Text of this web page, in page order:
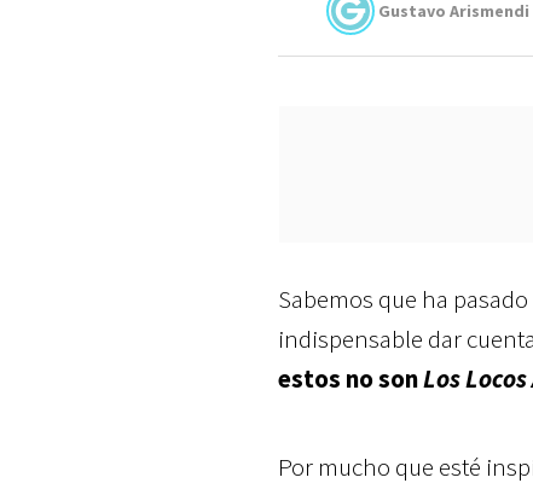
Gustavo Arismendi
Sabemos que ha
indispensable dar
estos no sonLos
Por mucho que esté